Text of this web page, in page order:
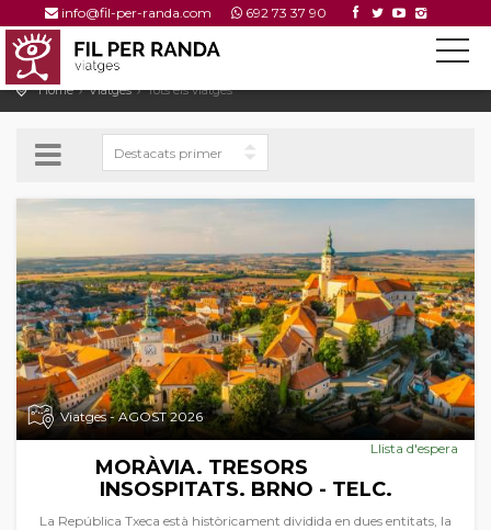
info@fil-per-randa.com 692 73 37 90
Home Viatges Tots els viatges
Viatges - AGOST 2026
Llista d'espera
MORÀVIA. TRESORS
INSOSPITATS. BRNO - TELC.
La República Txeca està històricament dividida en dues entitats, la